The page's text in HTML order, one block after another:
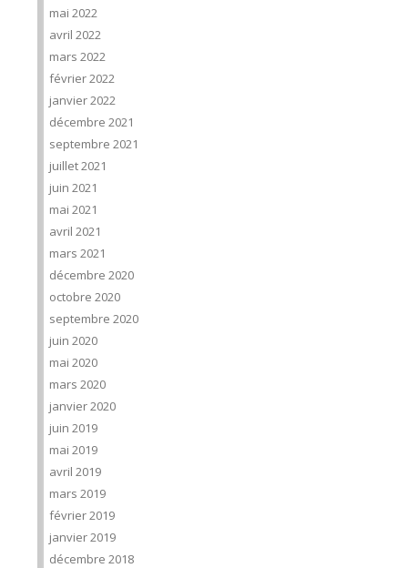
mai 2022
avril 2022
mars 2022
février 2022
janvier 2022
décembre 2021
septembre 2021
juillet 2021
juin 2021
mai 2021
avril 2021
mars 2021
décembre 2020
octobre 2020
septembre 2020
juin 2020
mai 2020
mars 2020
janvier 2020
juin 2019
mai 2019
avril 2019
mars 2019
février 2019
janvier 2019
décembre 2018